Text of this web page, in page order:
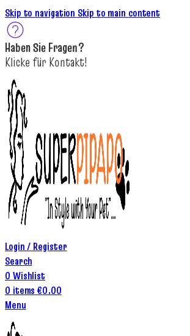
Skip to navigation Skip to main content
Haben SieFragen?
Klicke für Kontakt!
Login / Register
Search
0 Wishlist
0 items €0.00
Menu